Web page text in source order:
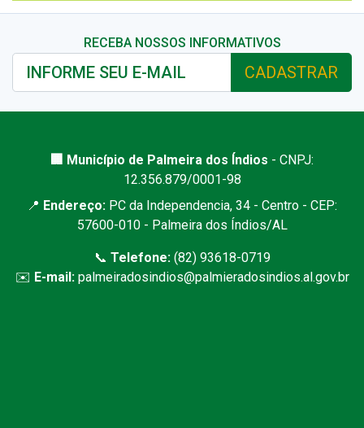
RECEBA NOSSOS INFORMATIVOS
CADASTRAR
🏢 Município de Palmeira dos Índios - CNPJ:
12.356.879/0001-98
📍 Endereço: PC da Independencia, 34 - Centro - CEP:
57600-010 - Palmeira dos Índios/AL
📞 Telefone:(82) 93618-0719
✉️ E-mail: palmeiradosindios@palmieradosindios.al.gov.br